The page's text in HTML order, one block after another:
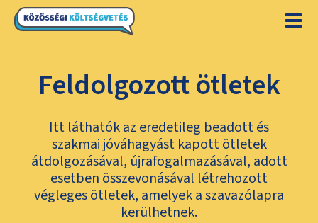
Feldolgozott ötletek
Itt láthatók az eredetileg beadott és
szakmai jóváhagyást kapott ötletek
átdolgozásával, újrafogalmazásával, adott
esetben összevonásával létrehozott
végleges ötletek, amelyek a szavazólapra
kerülhetnek.